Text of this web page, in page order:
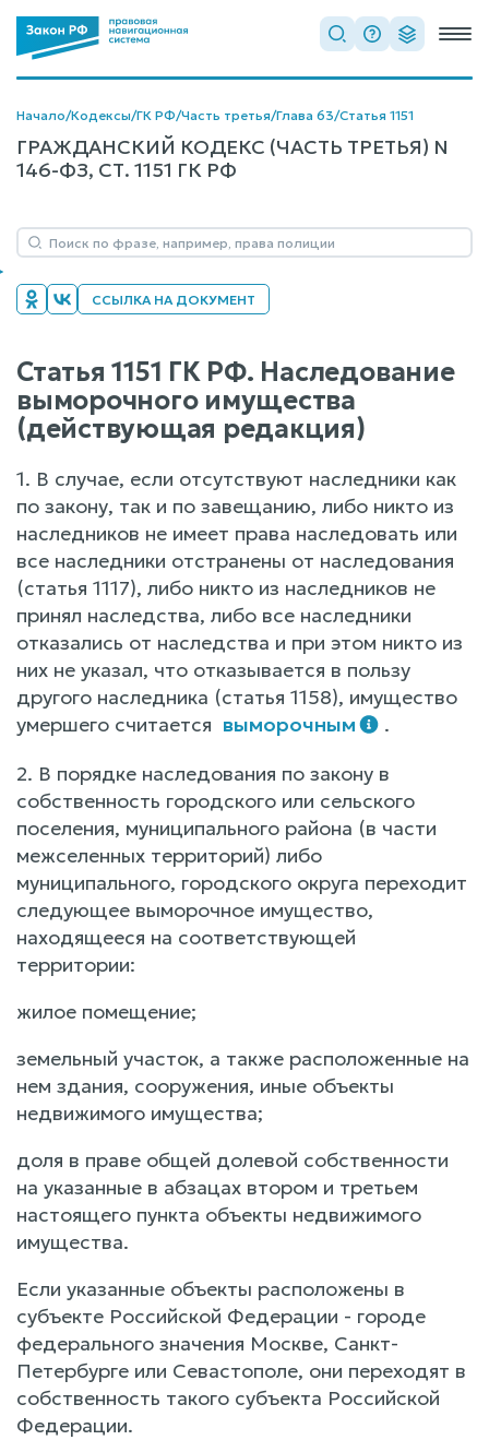
Начало/Кодексы/ГК РФ/Часть третья/Глава 63/Статья 1151
ГРАЖДАНСКИЙ КОДЕКС (ЧАСТЬ ТРЕТЬЯ) N
146-ФЗ, СТ. 1151 ГК РФ
ССЫЛКА НА ДОКУМЕНТ
Статья 1151 ГК РФ. Наследование
выморочного имущества
(действующая редакция)
1. В случае, если отсутствуют наследники как
по закону, так и по завещанию, либо никто из
наследников не имеет права наследовать или
все наследники отстранены от наследования
(статья 1117), либо никто из наследников не
принял наследства, либо все наследники
отказались от наследства и при этом никто из
них не указал, что отказывается в пользу
другого наследника (статья 1158), имущество
умершего считается выморочным
.
2. В порядке наследования по закону в
собственность городского или сельского
поселения, муниципального района (в части
межселенных территорий) либо
муниципального, городского округа переходит
следующее выморочное имущество,
находящееся на соответствующей
территории:
жилое помещение;
земельный участок, а также расположенные на
нем здания, сооружения, иные объекты
недвижимого имущества;
доля в праве общей долевой собственности
на указанные в абзацах втором и третьем
настоящего пункта объекты недвижимого
имущества.
Если указанные объекты расположены в
субъекте Российской Федерации - городе
федерального значения Москве, Санкт-
Петербурге или Севастополе, они переходят в
собственность такого субъекта Российской
Федерации.